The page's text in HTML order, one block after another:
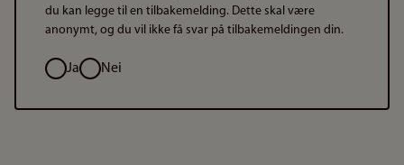
du kan legge til en tilbakemelding. Dette skal være
anonymt, og du vil ikke få svar på tilbakemeldingen din.
ValgJa Nei